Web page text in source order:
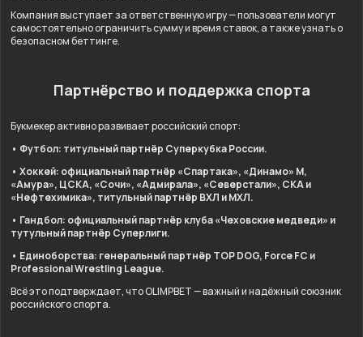
Компания выступает за ответственную игру — пользователи могут
самостоятельно ограничить сумму и время ставок, а также узнать о
безопасном беттинге.
Партнёрство и поддержка спорта
Букмекер активно развивает российский спорт:
• Футбол: титульный партнёр Суперкубка России.
• Хоккей: официальный партнёр «Спартака», «Динамо» М,
«Амура», ЦСКА, «Сочи», «Адмирала», «Северстали», СКА и
«Нефтехимика», титульный партнёр ВХЛ и МХЛ.
• Гандбол: официальный партнёр клуба «Чеховские медведи» и
тутульный партнёр Суперлиги.
• Единоборства: генеральный партнёр TOP DOG, Force FC и
Professional Wrestling League.
Всё это подтверждает, что OLIMPBET — важный и надёжный союзник
российского спорта.